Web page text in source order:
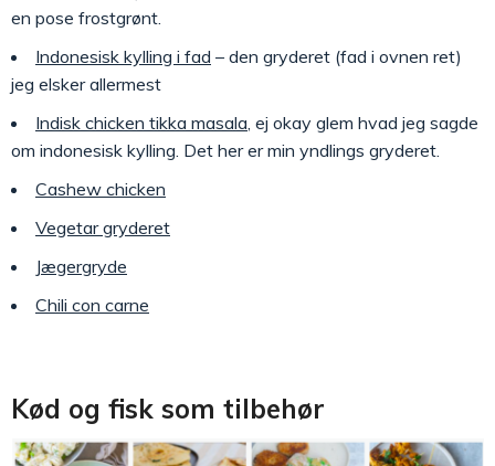
en pose frostgrønt.
Indonesisk kylling i fad – den gryderet (fad i ovnen ret)
jeg elsker allermest
Indisk chicken tikka masala , ej okay glem hvad jeg sagde
om indonesisk kylling. Det her er min yndlings gryderet.
Cashew chicken
Vegetar gryderet
Jægergryde
Chili con carne
Kød og fisk som tilbehør